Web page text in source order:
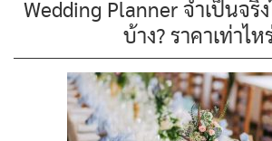
Wedding Planner จำเป็นจริ
บ้าง? ราคาเท่าไห